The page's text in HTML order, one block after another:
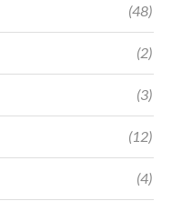
(48)
(2)
(3)
(12)
(4)